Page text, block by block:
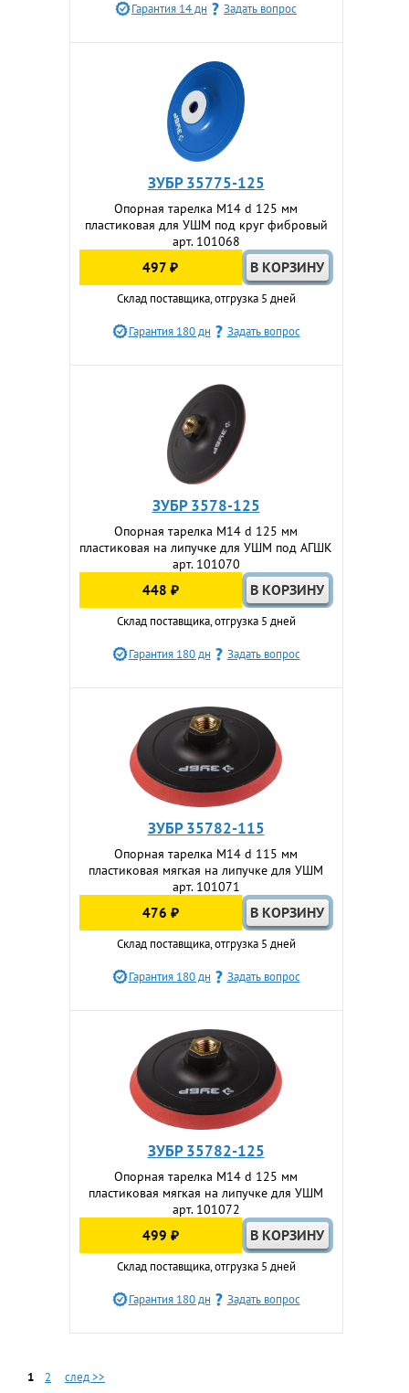
Гарантия 14 дн Задать вопрос
ЗУБР 35775-125
Опорная тарелка М14 d 125 мм
пластиковая для УШМ под круг фибровый
арт. 101068
497 ₽
Склад поставщика, отгрузка 5 дней
Гарантия 180 дн Задать вопрос
ЗУБР 3578-125
Опорная тарелка М14 d 125 мм
пластиковая на липучке для УШМ под АГШК
арт. 101070
448 ₽
Склад поставщика, отгрузка 5 дней
Гарантия 180 дн Задать вопрос
ЗУБР 35782-115
Опорная тарелка М14 d 115 мм
пластиковая мягкая на липучке для УШМ
арт. 101071
476 ₽
Склад поставщика, отгрузка 5 дней
Гарантия 180 дн Задать вопрос
ЗУБР 35782-125
Опорная тарелка М14 d 125 мм
пластиковая мягкая на липучке для УШМ
арт. 101072
499 ₽
Склад поставщика, отгрузка 5 дней
Гарантия 180 дн Задать вопрос
1 2 след >>